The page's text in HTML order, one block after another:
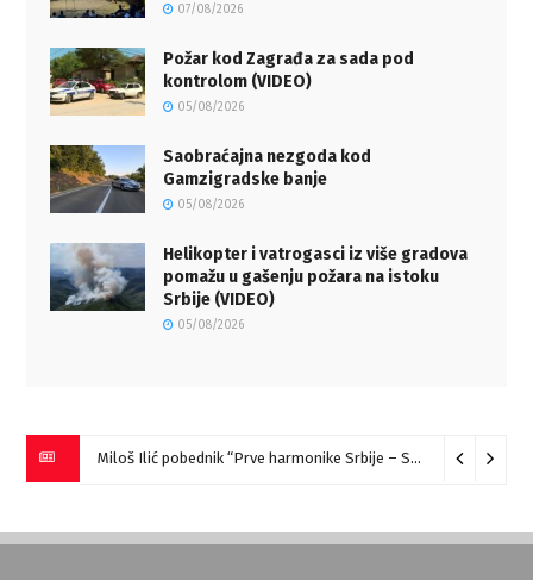
07/08/2026
Požar kod Zagrađa za sada pod
kontrolom (VIDEO)
05/08/2026
Saobraćajna nezgoda kod
Gamzigradske banje
05/08/2026
Helikopter i vatrogasci iz više gradova
pomažu u gašenju požara na istoku
Srbije (VIDEO)
05/08/2026
Miloš Ilić pobednik “Prve harmonike Srbije – Sokobanja” (VIDEO)